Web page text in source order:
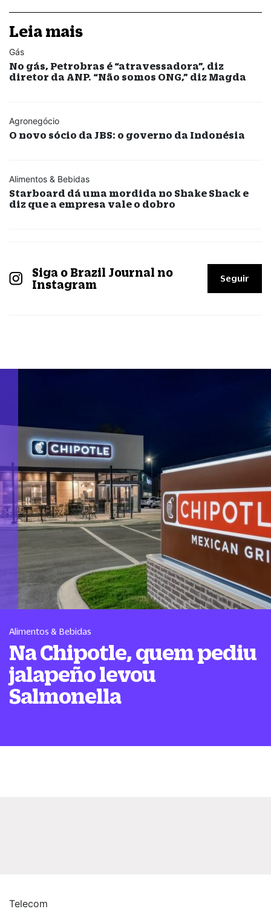
Leia mais
Gás
No gás, Petrobras é “atravessadora”, diz
diretor da ANP. “Não somos ONG,” diz Magda
Agronegócio
O novo sócio da JBS: o governo da Indonésia
Alimentos & Bebidas
Starboard dá uma mordida no Shake Shack e
diz que a empresa vale o dobro
Siga o Brazil Journal no
Instagram
Seguir
Alimentos & Bebidas
Na Chipotle, quem pediu
jalapeño levou
Salmonella
Telecom